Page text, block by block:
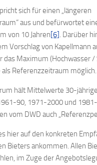
sich für einen „längeren
aus und befürwortet
von 10 Jahren [6] . Darüber
Vorschlag von Kapellmann
das Maximum (Hochwasser
als Referenzzeitraum möglich.
hält Mittelwerte 30-
90, 1971-2000 und
vom DWD auch
hier auf den konkreten
Bieters ankommen. Allen
im Zuge der